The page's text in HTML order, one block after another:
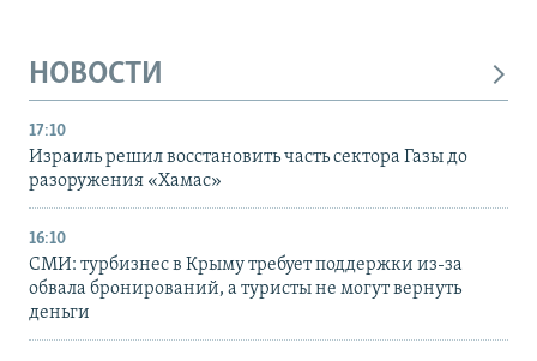
НОВОСТИ
17:10
Израиль решил восстановить часть сектора Газы до
разоружения «Хамас»
16:10
СМИ: турбизнес в Крыму требует поддержки из-за
обвала бронирований, а туристы не могут вернуть
деньги